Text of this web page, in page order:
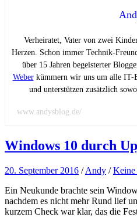
Verheiratet, Vater von zwei
Herzen. Schon immer Technik-
über 15 Jahren begeisterter
Weberkümmern wir uns um alle IT-
und unterstützen zusätzlich
www.andysblog.de/
Windows 10 durch
20. September 2016 /Andy /Keine
Ein Neukunde brachte sein
nachdem es nicht mehr Rund lief
kurzem Check war klar, das die